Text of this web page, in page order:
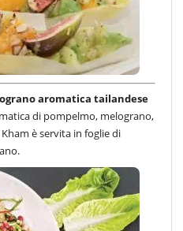
aromatica tailandese
di pompelmo, melograno,
è servita in foglie di